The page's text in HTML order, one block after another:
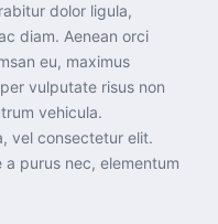
dolor ligula,
diam. Aenean orci
eu, maximus
vulputate risus non
vehicula.
vel consectetur elit.
purus nec, elementum